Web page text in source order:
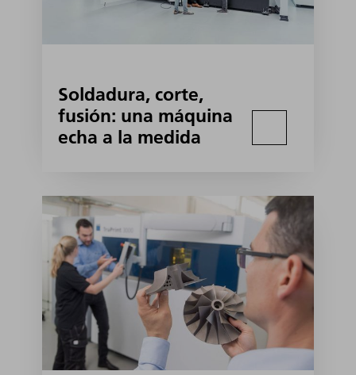
Soldadura, corte,
fusión: una máquina
echa a la medida